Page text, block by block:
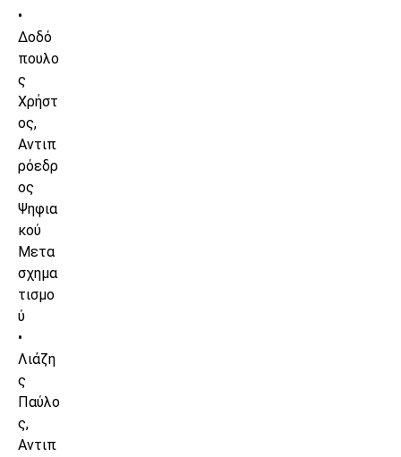
•
Δοδό
πουλο
ς
Χρήστ
ος,
Αντιπ
ρόεδρ
ος
Ψηφια
κού
Μετα
σχημα
τισμο
ύ
•
Λιάζη
ς
Παύλο
ς,
Αντιπ